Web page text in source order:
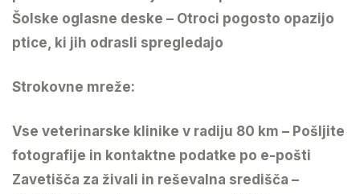
Šolske oglasne deske – Otroci pogosto opazijo
ptice, ki jih odrasli spregledajo
Strokovne mreže:
Vse veterinarske klinike v radiju 80 km – Pošljite
fotografije in kontaktne podatke po e-pošti
Zavetišča za živali in reševalna središča –